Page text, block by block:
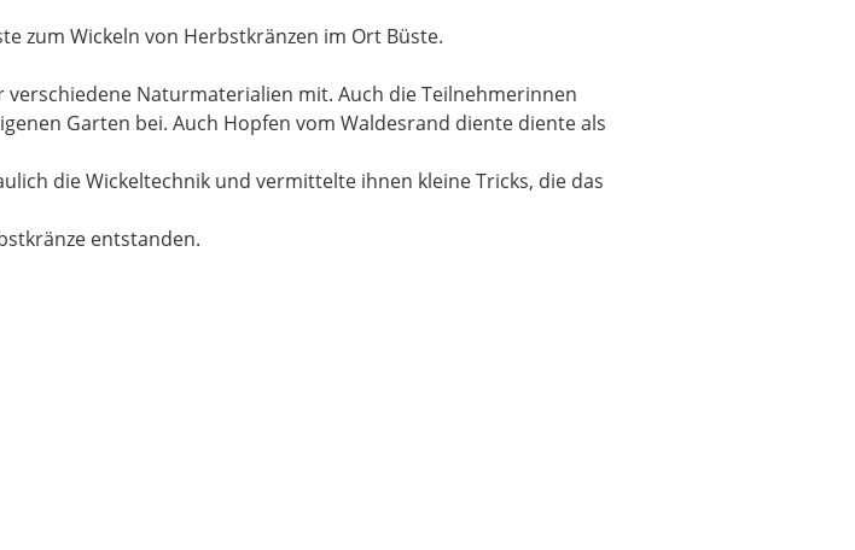
zum Wickeln von Herbstkränzen im Ort Büste.
Naturmaterialien mit. Auch die Teilnehmerinnen
Garten bei. Auch Hopfen vom Waldesrand diente diente als
die Wickeltechnik und vermittelte ihnen kleine Tricks, die das
entstanden.